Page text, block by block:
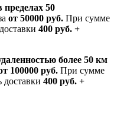
50
от 50000 руб. При сумме
400 руб. +
более 50 км
100000 руб. При сумме
доставки 400 руб. +